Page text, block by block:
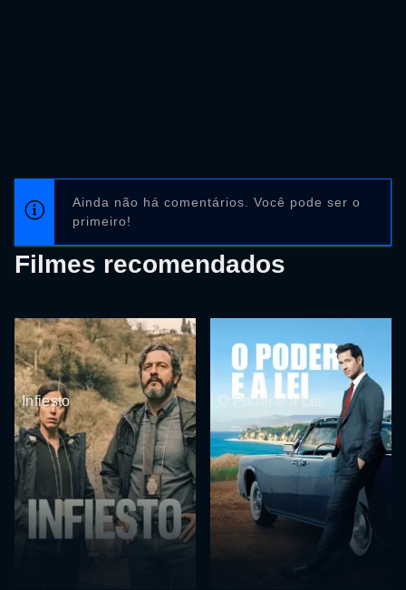
Ainda não há comentários. Você pode ser o
primeiro!
Filmes recomendados
Infiesto O Poder e a Lei